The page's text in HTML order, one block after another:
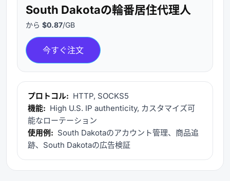
South Dakotaの輪番居住代理人
から $0.87/GB
今すぐ注文
プロトコル: HTTP, SOCKS5
機能: High U.S. IP authenticity, カスタマイズ可
能なローテーション
使用例: South Dakotaのアカウント管理、商品追
跡、South Dakotaの広告検証